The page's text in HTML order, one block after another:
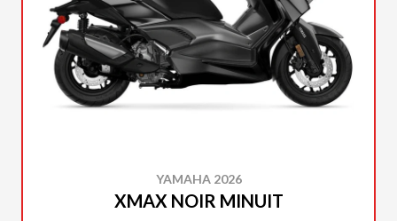
YAMAHA 2026
XMAX NOIR MINUIT